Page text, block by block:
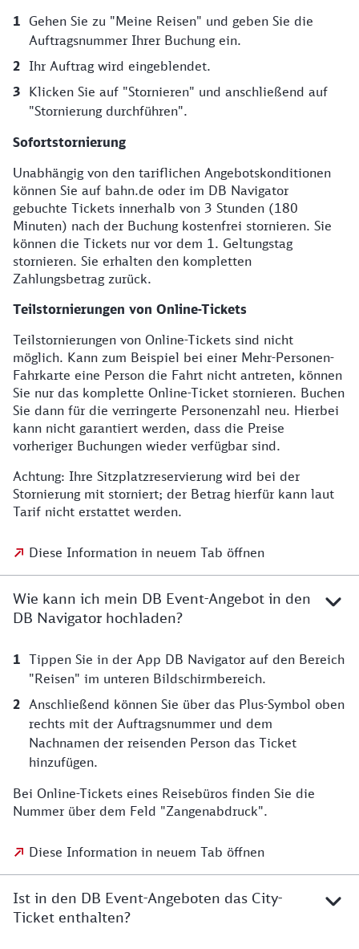
Gehen Sie zu "Meine Reisen" und geben Sie die
Auftragsnummer Ihrer Buchung ein.
Ihr Auftrag wird eingeblendet.
Klicken Sie auf "Stornieren" und anschließend auf
"Stornierung durchführen".
Sofortstornierung
Unabhängig von den tariflichen Angebotskonditionen
können Sie auf bahn.de oder im DB Navigator
gebuchte Tickets innerhalb von 3 Stunden (180
Minuten) nach der Buchung kostenfrei stornieren. Sie
können die Tickets nur vor dem 1. Geltungstag
stornieren. Sie erhalten den kompletten
Zahlungsbetrag zurück.
Teilstornierungen von Online-Tickets
Teilstornierungen von Online-Tickets sind nicht
möglich. Kann zum Beispiel bei einer Mehr-Personen-
Fahrkarte eine Person die Fahrt nicht antreten, können
Sie nur das komplette Online-Ticket stornieren. Buchen
Sie dann für die verringerte Personenzahl neu. Hierbei
kann nicht garantiert werden, dass die Preise
vorheriger Buchungen wieder verfügbar sind.
Achtung: Ihre Sitzplatzreservierung wird bei der
Stornierung mit storniert; der Betrag hierfür kann laut
Tarif nicht erstattet werden.
Diese Information in neuem Tab öffnen
Wie kann ich mein DB Event-Angebot in den
DB Navigator hochladen?
Tippen Sie in der App DB Navigator auf den Bereich
"Reisen" im unteren Bildschirmbereich.
Anschließend können Sie über das Plus-Symbol oben
rechts mit der Auftragsnummer und dem
Nachnamen der reisenden Person das Ticket
hinzufügen.
Bei Online-Tickets eines Reisebüros finden Sie die
Nummer über dem Feld "Zangenabdruck".
Diese Information in neuem Tab öffnen
Ist in den DB Event-Angeboten das City-
Ticket enthalten?